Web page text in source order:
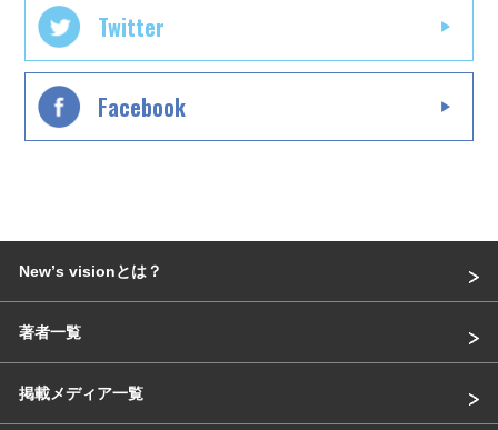
Twitter
Facebook
Newʼs visionとは？
著者一覧
掲載メディア一覧